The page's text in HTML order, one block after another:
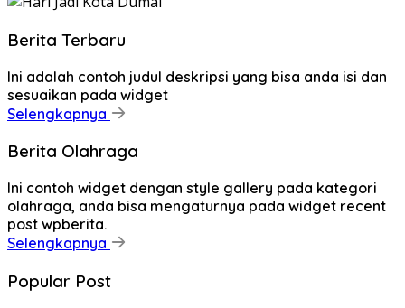
Berita Terbaru
Ini adalah contoh judul deskripsi yang bisa anda isi dan
sesuaikan pada widget
Selengkapnya
Berita Olahraga
Ini contoh widget dengan style gallery pada kategori
olahraga, anda bisa mengaturnya pada widget recent
post wpberita.
Selengkapnya
Popular Post